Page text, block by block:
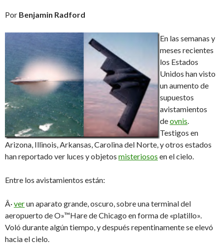
Por Benjamin Radford
En las semanas y
meses recientes
los Estados
Unidos han visto
un aumento de
supuestos
avistamientos
deovnis.
Testigos en
Arizona, Illinois, Arkansas, Carolina del Norte, y otros estados
han reportado ver luces y objetos misteriosos en el cielo.
Entre los avistamientos están:
Â·verun aparato grande, oscuro, sobre una terminal del
aeropuerto de O»™Hare de Chicago en forma de «platillo».
Voló durante algún tiempo, y después repentinamente se elevó
hacia el cielo.